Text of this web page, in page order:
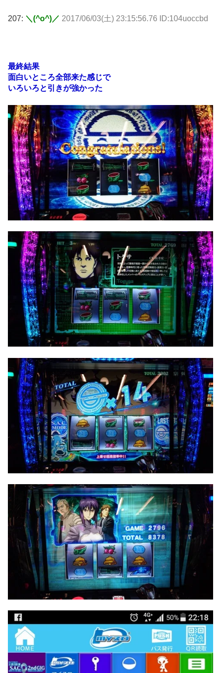
207: ＼(^o^)／ 2017/06/03(土) 23:15:56.76 ID:104uoccbd
最終結果
面白いところ全部来た感じで
いろいろと引きが強かった